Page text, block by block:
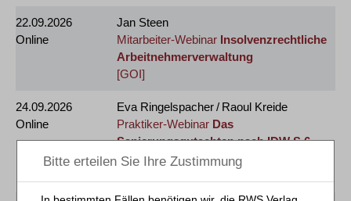
22.09.2026
Online
Jan Steen
Mitarbeiter-Webinar Insolvenzrechtliche
Arbeitnehmerverwaltung
[GOI]
24.09.2026
Online
Eva Ringelspacher / Raoul Kreide
Praktiker-Webinar Das
Sanierungsgutachten nach IDW S 6
[§ 15 FAO]